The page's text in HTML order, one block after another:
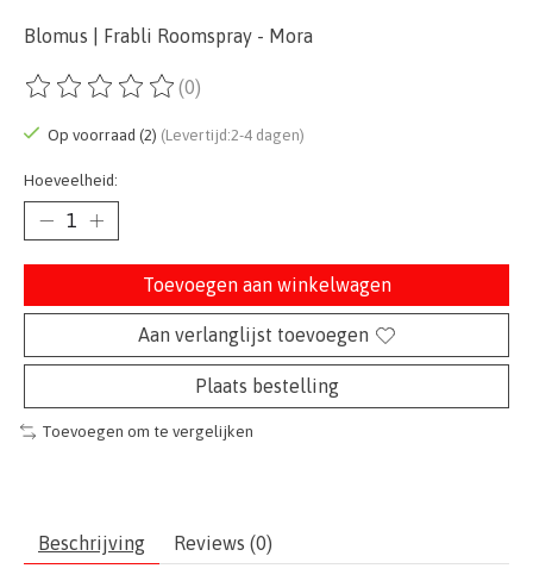
Blomus | Frabli Roomspray - Mora
De beoordeling van dit product is
(0)
Op voorraad (2) (Levertijd:2-4 dagen)
Hoeveelheid:
Toevoegen aan winkelwagen
Aan verlanglijst toevoegen
Plaats bestelling
Toevoegen om te vergelijken
Beschrijving Reviews (0)